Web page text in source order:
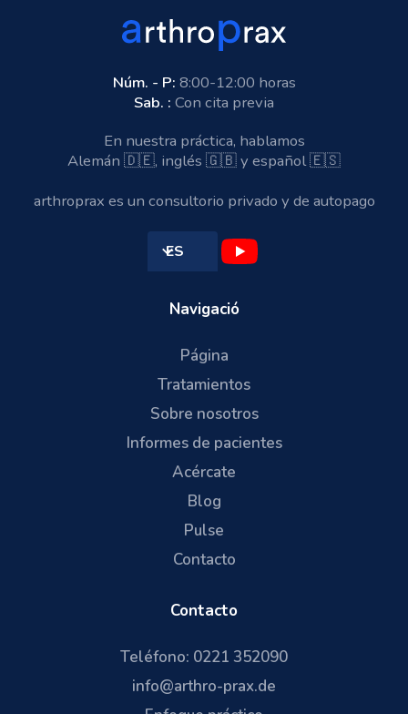
Núm. - P: 8:00-12:00 horas
Sab. : Con cita previa
En nuestra práctica, hablamos
Alemán 🇩🇪, inglés 🇬🇧 y español 🇪🇸
arthroprax es un consultorio privado y de autopago
ES
Navigació
Página
Tratamientos
Sobre nosotros
Informes de pacientes
Acércate
Blog
Pulse
Contacto
Contacto
Teléfono: 0221 352090
info@arthro-prax.de